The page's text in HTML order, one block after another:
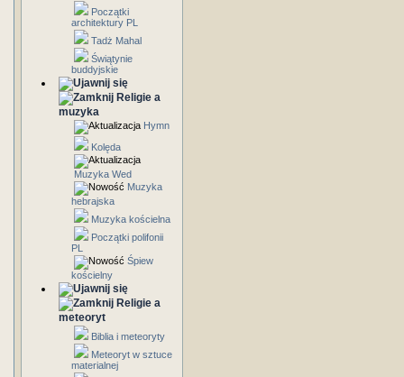
Początki
architektury PL
Tadż Mahal
Świątynie
buddyjskie
Religie a
muzyka
Hymn
Kolęda
Muzyka Wed
Muzyka
hebrajska
Muzyka kościelna
Początki polifonii
PL
Śpiew
kościelny
Religie a
meteoryt
Biblia i meteoryty
Meteoryt w sztuce
materialnej